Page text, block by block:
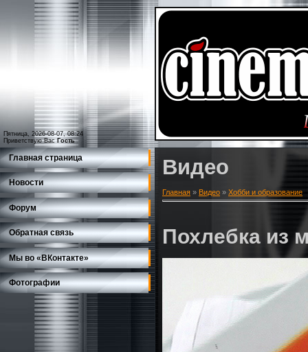
Пятница, 2026-08-07, 08:24
Приветствую Вас Гость
Главная страница
Новости
Форум
Обратная связь
Мы во «ВКонтакте»
Фотографии
Видео
Главная » Видео » Хобби и образование
Похлебка из